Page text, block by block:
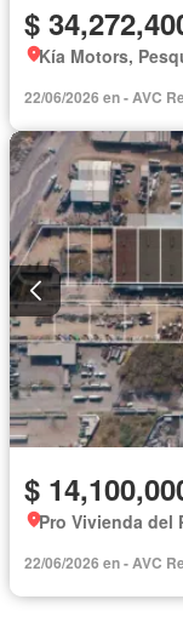
$
Kía Motors,
22/06/2026 en - AVC
$
Pro Vivienda del
22/06/2026 en - AVC